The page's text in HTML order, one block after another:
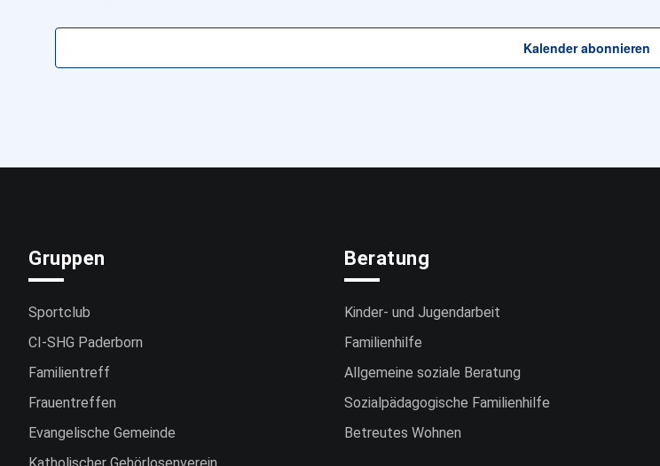
Kalender abonnieren
Gruppen
Sportclub
CI-SHG Paderborn
Familientreff
Frauentreffen
Evangelische Gemeinde
Beratung
Kinder- und Jugendarbeit
Familienhilfe
Allgemeine soziale Beratung
Sozialpädagogische Familienhilfe
Betreutes Wohnen